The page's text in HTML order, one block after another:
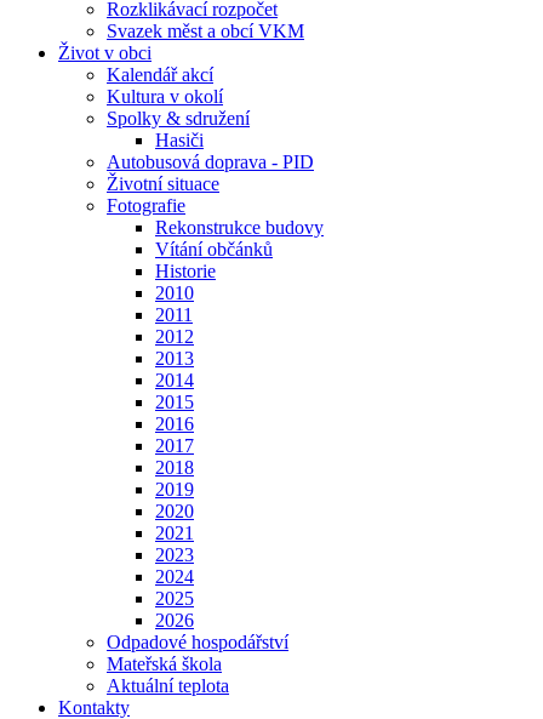
Rozklikávací rozpočet
Svazek měst a obcí VKM
Život v obci
Kalendář akcí
Kultura v okolí
Spolky & sdružení
Hasiči
Autobusová doprava - PID
Životní situace
Fotografie
Rekonstrukce budovy
Vítání občánků
Historie
2010
2011
2012
2013
2014
2015
2016
2017
2018
2019
2020
2021
2023
2024
2025
2026
Odpadové hospodářství
Mateřská škola
Aktuální teplota
Kontakty